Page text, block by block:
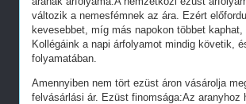
változik a nemesfémnek az ára. Ezért
kevesebbet, míg más napokon többet
Kollégáink a napi árfolyamot mindig követik,
folyamatában.
Amennyiben nem tört ezüst áron vásárolja
felvásárlási ár. Ezüst finomsága:Az